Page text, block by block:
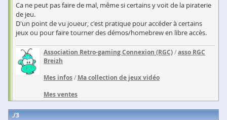
Ca ne peut pas faire de mal, même si certains y voit de la piraterie
de jeu.
D'un point de vu joueur, c'est pratique pour accéder à certains
jeux ou pour faire tourner des démos/homebrew en libre accès.
Association Retro-gaming Connexion (RGC)/asso RGC
Breizh
Mes infos/ Ma collection de jeux vidéo
Mes ventes
3